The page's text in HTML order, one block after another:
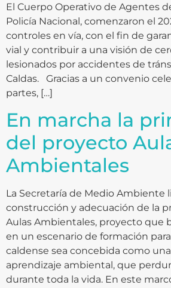
El Cuerpo Operativo de Agentes
Policía Nacional, comenzaron el
controles en vía, con el fin de
vial y contribuir a una visión de
lesionados por accidentes de
Caldas. Gracias a un convenio
partes, […]
En marcha la
del proyecto
Ambientales
La Secretaría de Medio Ambiente
construcción y adecuación de la
Aulas Ambientales, proyecto que
en un escenario de formación
caldense sea concebida como
aprendizaje ambiental, que
durante toda la vida. En este